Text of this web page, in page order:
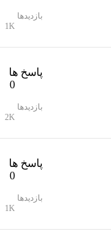
بازدیدها
1K
پاسخ ها
0
بازدیدها
2K
پاسخ ها
0
بازدیدها
1K